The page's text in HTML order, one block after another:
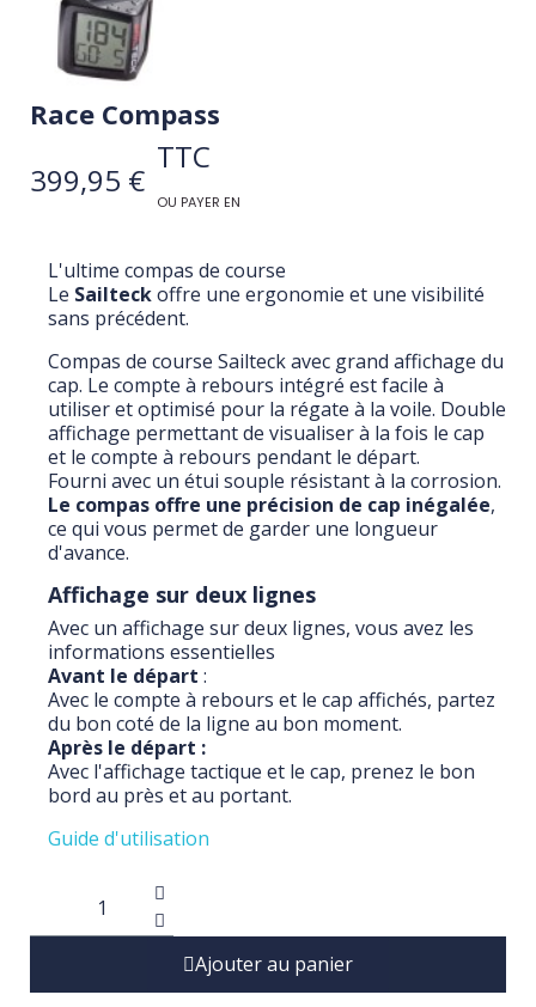
Race Compass
399,95 €
TTC
OU PAYER EN
L'ultime compas de course
Le Sailteckoffre une ergonomie et une visibilité
sans précédent.
Compas de course Sailteck avec grand affichage du
cap. Le compte à rebours intégré est facile à
utiliser et optimisé pour la régate à la voile. Double
affichage permettant de visualiser à la fois le cap
et le compte à rebours pendant le départ.
Fourni avec un étui souple résistant à la corrosion.
Le compas offre une précision de cap inégalée,
ce qui vous permet de garder une longueur
d'avance.
Affichage sur deux lignes
Avec un affichage sur deux lignes, vous avez les
informations essentielles
Avant le départ :
Avec le compte à rebours et le cap affichés, partez
du bon coté de la ligne au bon moment.
Après le départ :
Avec l'affichage tactique et le cap, prenez le bon
bord au près et au portant.
Guide d'utilisation
Ajouter au panier